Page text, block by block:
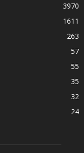
3970
1611
263
57
55
35
32
24